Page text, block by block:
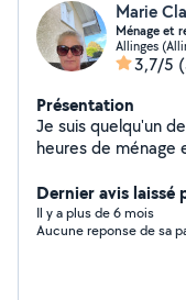
Marie
Ménage et
Allinges
3,7/5
Présentation
Je suis quelqu'un
heures de ménage
Dernier avis laissé
Il y a plus de 6 mois
Aucune reponse de sa